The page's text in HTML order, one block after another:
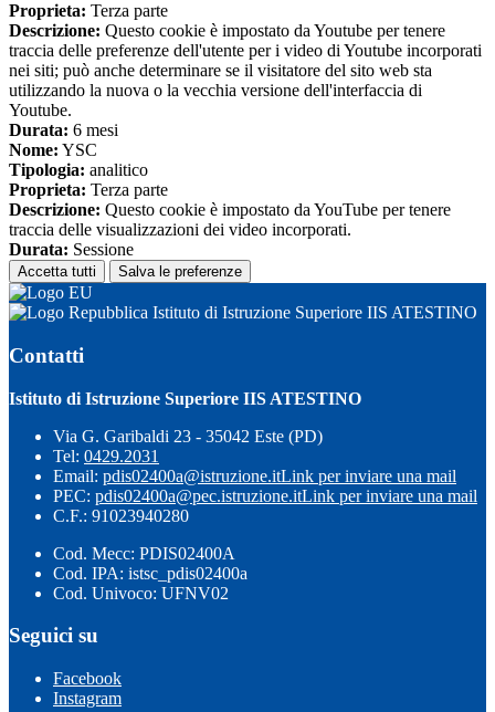
Proprieta: Terza parte
Descrizione: Questo cookie è impostato da Youtube per tenere
traccia delle preferenze dell'utente per i video di Youtube incorporati
nei siti; può anche determinare se il visitatore del sito web sta
utilizzando la nuova o la vecchia versione dell'interfaccia di
Youtube.
Durata: 6 mesi
Nome: YSC
Tipologia: analitico
Proprieta: Terza parte
Descrizione: Questo cookie è impostato da YouTube per tenere
traccia delle visualizzazioni dei video incorporati.
Durata: Sessione
Accetta tutti Salva le preferenze
Istituto di Istruzione Superiore IIS ATESTINO
Contatti
Istituto di Istruzione Superiore IIS ATESTINO
Via G. Garibaldi 23 - 35042 Este (PD)
Tel: 0429.2031
Email: pdis02400a@istruzione.itLink per inviare una mail
PEC: pdis02400a@pec.istruzione.itLink per inviare una mail
C.F.: 91023940280
Cod. Mecc: PDIS02400A
Cod. IPA: istsc_pdis02400a
Cod. Univoco: UFNV02
Seguici su
Facebook
Instagram